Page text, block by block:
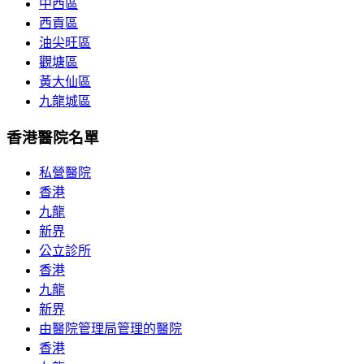
中西區
西貢區
油尖旺區
觀塘區
黃大仙區
九龍城區
香港醫院名單
私營醫院
香港
九龍
新界
公立診所
香港
九龍
新界
由醫院管理局管理的醫院
香港